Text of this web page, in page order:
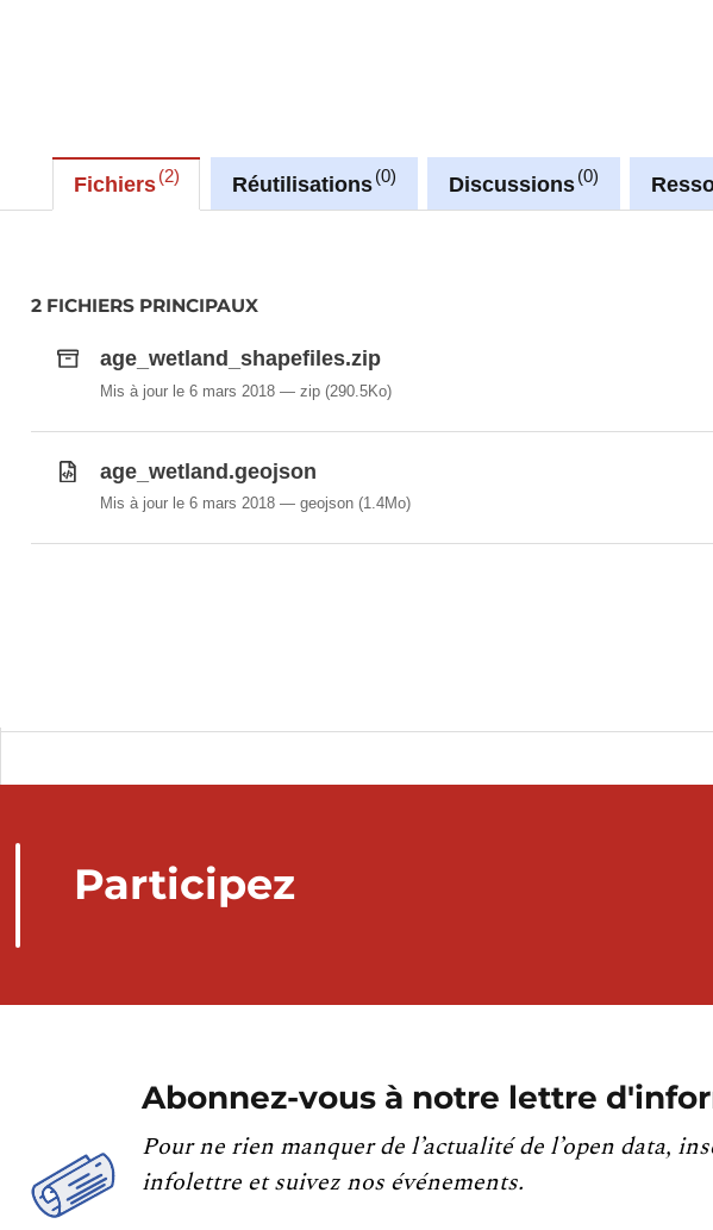
Fichiers 2 Réutilisations 0 Discussions 0
2 FICHIERS PRINCIPAUX
age_wetland_shapefiles.zip
Mis à jour le 6 mars 2018 zip(290.5Ko)
age_wetland.geojson
Mis à jour le 6 mars 2018 geojson(1.4Mo)
Participez
Abonnez-vous à notre lettre
Pour ne rien manquer de l’actualité de l’open data,
infolettre et suivez nos événements.